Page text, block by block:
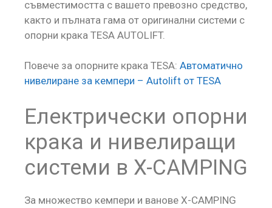
съвместимостта с вашето превозно средство,
както и пълната гама от оригинални системи с
опорни крака TESA AUTOLIFT.
Повече за опорните крака TESA: Автоматично
нивелиране за кемпери – Autolift от TESA
Електрически опорни
крака и нивелиращи
системи в X-CAMPING
За множество кемпери и ванове X-CAMPING